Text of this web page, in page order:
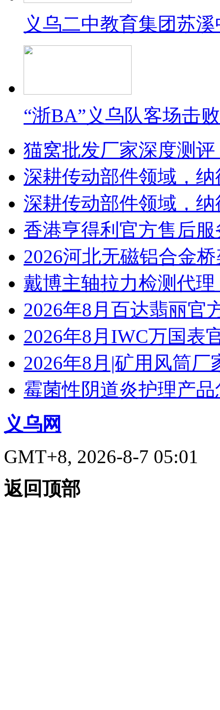
义乌二中教育集团苏
“浙BA”义乌队客场击
猫窝批发厂家深度测
深耕传动部件领域，
深耕传动部件领域，
香港亨得利官方售后
2026河北无磁铝合金
戴博主轴拉力检测代
2026年8月百达翡丽官
2026年8月IWC万国表
2026年8月|矿用风筒厂
霉菌性阴道炎护理产
义乌网
GMT+8, 2026-8-7 05:01
返回顶部